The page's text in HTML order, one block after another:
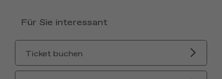
Für Sie interessant
Ticket buchen